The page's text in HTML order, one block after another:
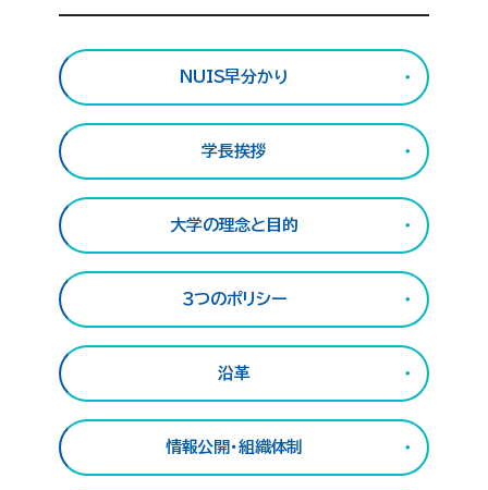
NUIS早分かり
学長挨拶
大学の理念と目的
３つのポリシー
沿革
情報公開・組織体制